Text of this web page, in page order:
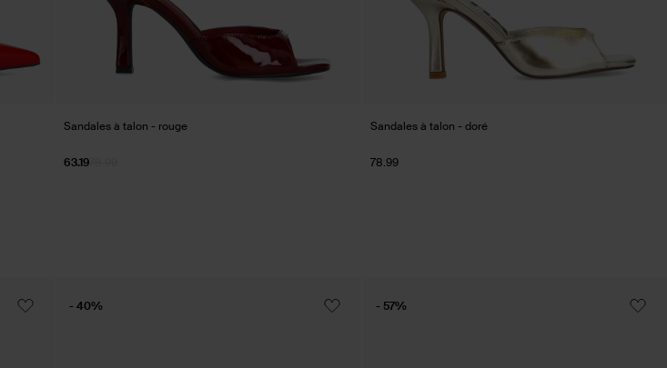
Sandales à talon - rouge
63.19
Sandales à talon - doré
78.99
- 40% - 57%